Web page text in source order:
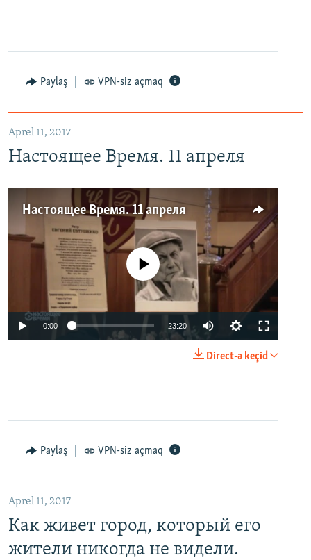
Paylaş VPN-siz açmaq
Aprel 11, 2017
Настоящее Время. 11 апреля
Настоящее Время. 11 апреля
No media source currently available
0:00 23:20
Direct-ə keçid
Paylaş VPN-siz açmaq
Aprel 11, 2017
Как живет город, который его
жители никогда не видели.